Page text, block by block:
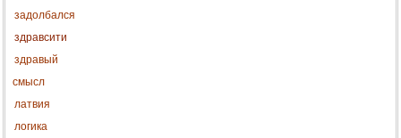
задолбался
здравсити
здравый
смысл
латвия
логика